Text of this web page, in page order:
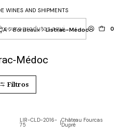
0
WINES AND SHIPMENTS
Bordeaux Listrac-Médoc
Médoc
Filtros
LIR-CLD-2016-
75 |Château Fourcas
Dupré